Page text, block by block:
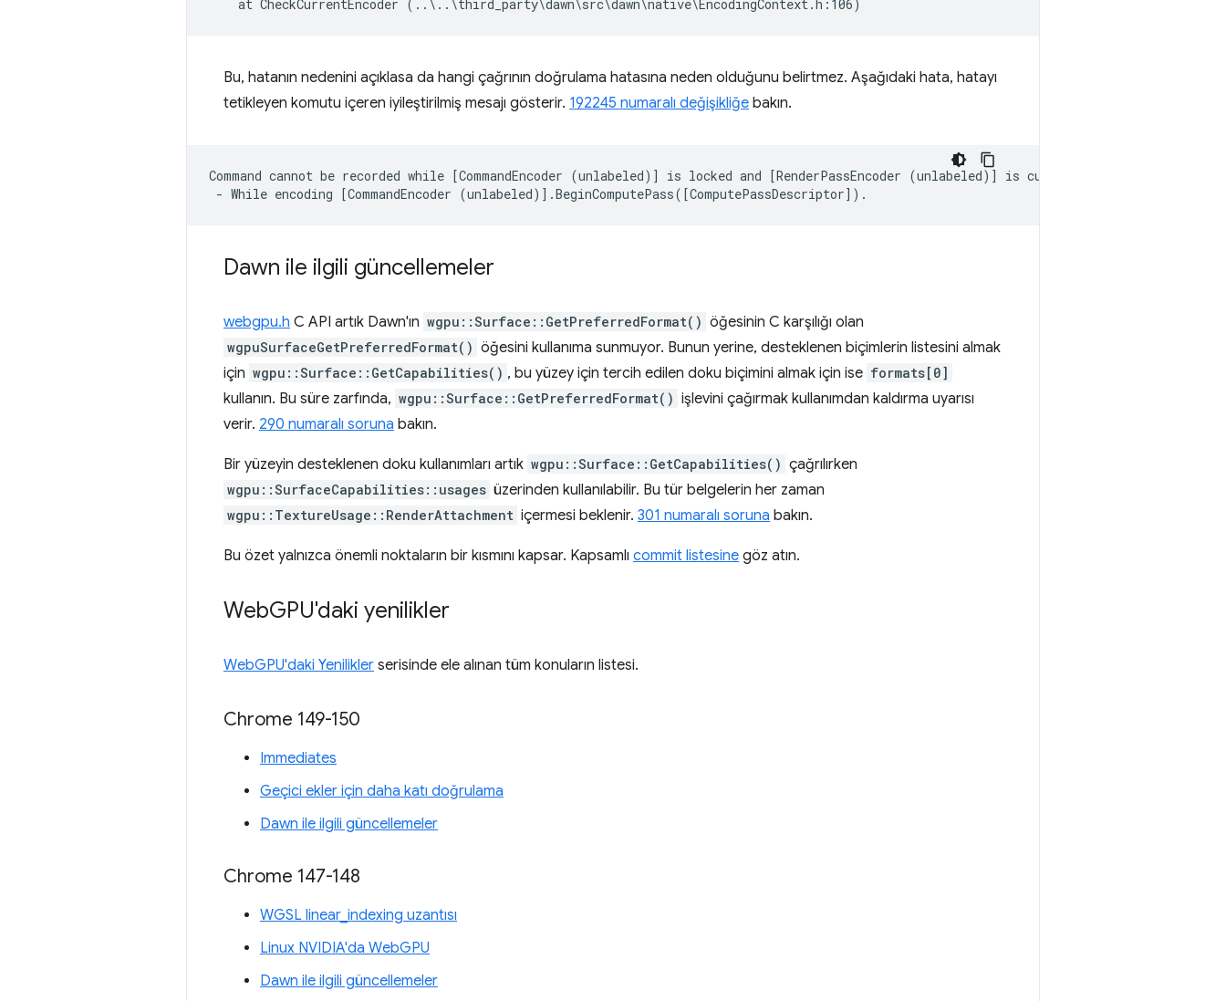
Bu, hatanın nedenini açıklasa da hangi çağrının doğrulama hatasına neden olduğunu belirtmez. Aşağıdaki hata, hatayı
tetikleyen komutu içeren iyileştirilmiş mesajı gösterir. 192245 numaralı değişikliğe bakın.
Command cannot be recorded while [CommandEncoder (unlabeled)] is locked and [RenderPassEncoder (unlabeled)] is currently open.
Dawn ile ilgili güncellemeler
webgpu.h C API artık Dawn'ın wgpu::Surface::GetPreferredFormat() öğesinin C karşılığı olan
wgpuSurfaceGetPreferredFormat() öğesini kullanıma sunmuyor. Bunun yerine, desteklenen biçimlerin listesini almak
için wgpu::Surface::GetCapabilities() , bu yüzey için tercih edilen doku biçimini almak için ise formats[0]
kullanın. Bu süre zarfında, wgpu::Surface::GetPreferredFormat() işlevini çağırmak kullanımdan kaldırma uyarısı
verir. 290 numaralı soruna bakın.
Bir yüzeyin desteklenen doku kullanımları artık wgpu::Surface::GetCapabilities() çağrılırken
wgpu::SurfaceCapabilities::usages üzerinden kullanılabilir. Bu tür belgelerin her zaman
wgpu::TextureUsage::RenderAttachment içermesi beklenir. 301 numaralı soruna bakın.
Bu özet yalnızca önemli noktaların bir kısmını kapsar. Kapsamlı commit listesine göz atın.
WebGPU'daki yenilikler
WebGPU'daki Yenilikler serisinde ele alınan tüm konuların listesi.
Chrome 149-150
Immediates
Geçici ekler için daha katı doğrulama
Dawn ile ilgili güncellemeler
Chrome 147-148
WGSL linear_indexing uzantısı
Linux NVIDIA'da WebGPU
Dawn ile ilgili güncellemeler